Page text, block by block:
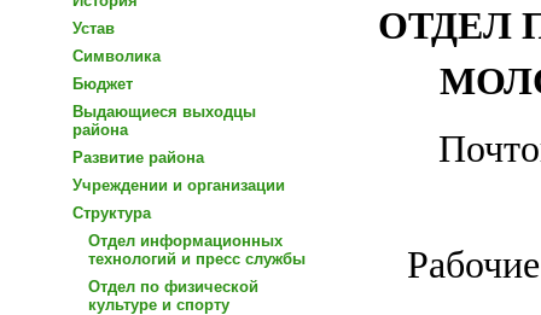
Устав
Символика
Бюджет
Выдающиеся выходцы
района
Развитие района
Учреждении и организации
Структура
Отдел информационных
технологий и пресс службы
Отдел по физической
культуре и спорту
ОТДЕЛ